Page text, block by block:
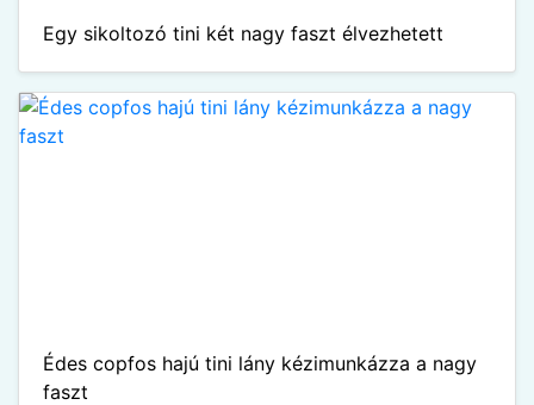
Egy sikoltozó tini két nagy faszt élvezhetett
Édes copfos hajú tini lány kézimunkázza a nagy
faszt